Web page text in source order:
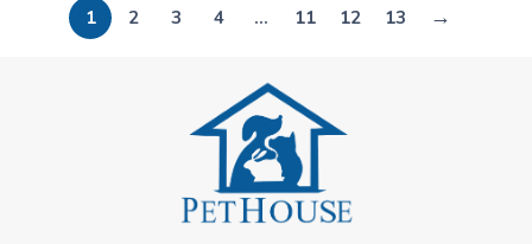
1 2 3 4 … 11 12 13 →